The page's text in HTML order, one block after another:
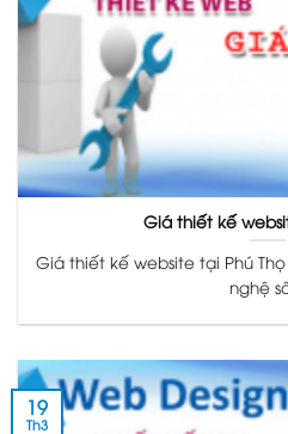
Giá thiết kế
Giá thiết kế website tại Phú
nghệ
19
Th3